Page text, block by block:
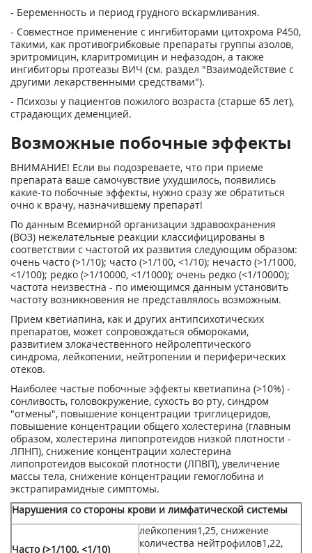
- Беременность и период грудного вскармливания.
- Совместное применение с ингибиторами цитохрома Р450,
такими, как противогрибковые препараты группы азолов,
эритромицин, кларитромицин и нефазодон, а также
ингибиторы протеазы ВИЧ (см. раздел "Взаимодействие с
другими лекарственными средствами").
- Психозы у пациентов пожилого возраста (старше 65 лет),
страдающих деменцией.
Возможные побочные эффекты
ВНИМАНИЕ! Если вы подозреваете, что при приеме
препарата ваше самочувствие ухудшилось, появились
какие-то побочные эффекты, нужно сразу же обратиться
очно к врачу, назначившему препарат!
По данным Всемирной организации здравоохранения
(ВОЗ) нежелательные реакции классифицированы в
соответствии с частотой их развития следующим образом:
очень часто (>1/10); часто (>1/100, <1/10); нечасто (>1/1000,
<1/100); редко (>1/10000, <1/1000); очень редко (<1/10000);
частота неизвестна - по имеющимся данным установить
частоту возникновения не представлялось возможным.
Прием кветиапина, как и других антипсихотических
препаратов, может сопровождаться обмороками,
развитием злокачественного нейролептического
синдрома, лейкопении, нейтропении и периферических
отеков.
Наиболее частые побочные эффекты кветиапина (>10%) -
сонливость, головокружение, сухость во рту, синдром
"отмены", повышение концентрации триглицеридов,
повышение концентрации общего холестерина (главным
образом, холестерина липопротеидов низкой плотности -
ЛПНП), снижение концентрации холестерина
липопротеидов высокой плотности (ЛПВП), увеличение
массы тела, снижение концентрации гемоглобина и
экстрапирамидные симптомы.
Нарушения со стороны крови и лимфатической системы
Часто (>1/100, <1/10)
лейкопения1,25, снижение
количества нейтрофилов1,22,